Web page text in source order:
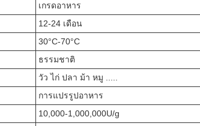
เกรดอาหาร
12-24 เดือน
30°C-70°C
ธรรมชาติ
วัว ไก่ ปลา ม้า หมู .....
การแปรรูปอาหาร
10,000-1,000,000U/g